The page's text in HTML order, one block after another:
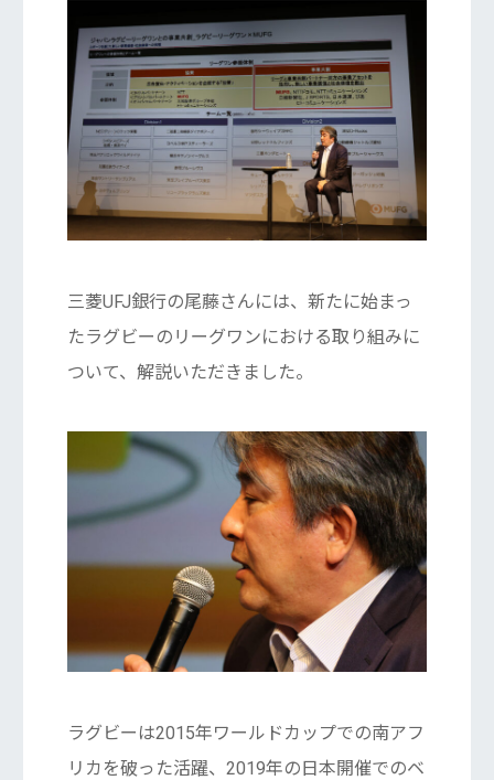
三菱UFJ銀行の尾藤さんには、新たに始まっ
たラグビーのリーグワンにおける取り組みに
ついて、解説いただきました。
ラグビーは2015年ワールドカップでの南アフ
リカを破った活躍、2019年の日本開催でのベ